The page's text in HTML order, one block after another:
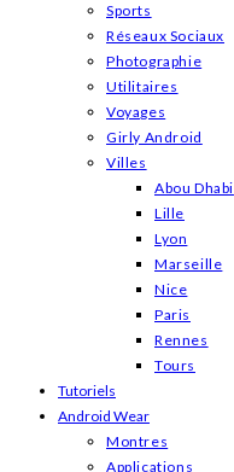
Sports
Réseaux Sociaux
Photographie
Utilitaires
Voyages
Girly Android
Villes
Abou Dhabi
Lille
Lyon
Marseille
Nice
Paris
Rennes
Tours
Tutoriels
Android Wear
Montres
Applications